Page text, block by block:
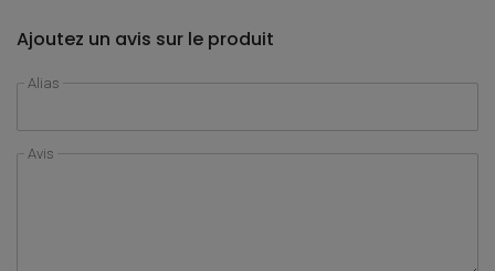
Ajoutez un avis sur le produit
Alias
Avis